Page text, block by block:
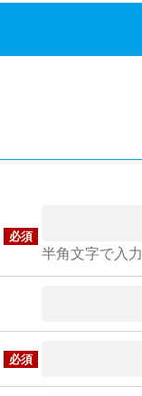
必須
半角文字で入力
必須